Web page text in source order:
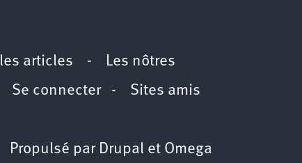
les articles - Les nôtres
Se connecter- Sites amis
par Drupal et Omega